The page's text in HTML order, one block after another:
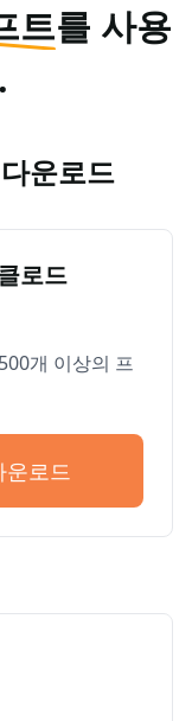
트를 사용
운로드
로드
개 이상의 프
운로드